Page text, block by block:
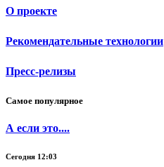
О проекте
Рекомендательные технологии
Пресс-релизы
Самое популярное
А если это....
Сегодня 12:03